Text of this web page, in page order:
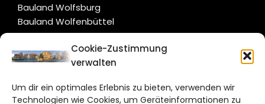
Cookie-Zustimmung
verwalten
Um dir ein optimales Erlebnis zu bieten, verwenden wir
Technologien wie Cookies, um Geräteinformationen zu
Bauland Wolfsburg
Bauland Wolfenbüttel
CITYLIFE!
hildesheim@citylifemedien.de